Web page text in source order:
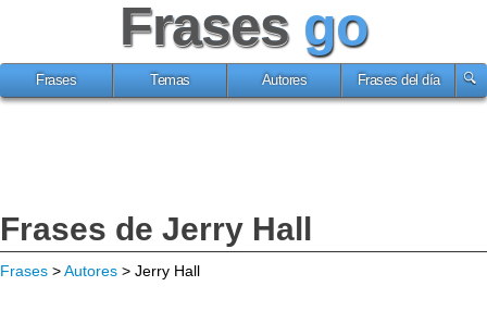
Frases go
Frases Temas Autores Frases del día
Frases de Jerry Hall
Frases >Autores > Jerry Hall